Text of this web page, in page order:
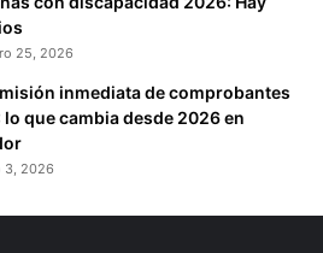
25, 2026
inmediata de comprobantes
lo que cambia desde 2026 en
3, 2026